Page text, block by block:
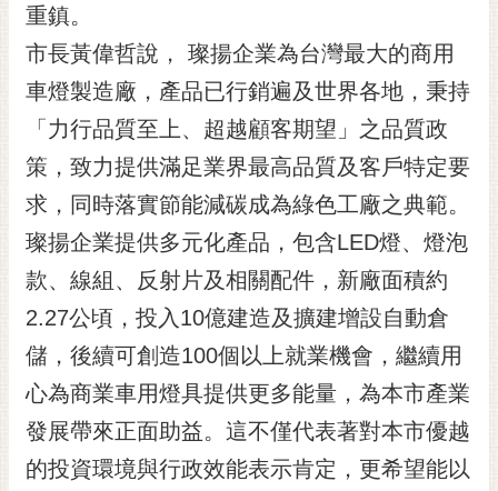
黃
偉
哲
螢
花
泉
桐
花
祭
網
站
導
覽
訂
閱
重鎮。
市長黃偉哲說， 璨揚企業為台灣最大的商用
車燈製造廠，產品已行銷遍及世界各地，秉持
「力行品質至上、超越顧客期望」之品質政
策，致力提供滿足業界最高品質及客戶特定要
求，同時落實節能減碳成為綠色工廠之典範。
璨揚企業提供多元化產品，包含LED燈、燈泡
款、線組、反射片及相關配件，新廠面積約
2.27公頃，投入10億建造及擴建增設自動倉
儲，後續可創造100個以上就業機會，繼續用
心為商業車用燈具提供更多能量，為本市產業
發展帶來正面助益。這不僅代表著對本市優越
的投資環境與行政效能表示肯定，更希望能以